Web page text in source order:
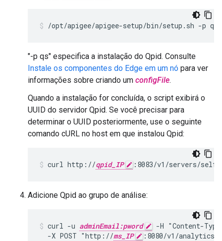
/opt/apigee/apigee-setup/bin/setup.sh -p
"-p qs" especifica a instalação do Qpid. Consulte
Instale os componentes do Edge em um nó para ver
informações sobre criando um configFile.
Quando a instalação for concluída, o script exibirá o
UUID do servidor Qpid. Se você precisar para
determinar o UUID posteriormente, use o seguinte
comando cURL no host em que instalou Qpid:
curl http://qpid_IP :8083/v1/servers/self
Adicione Qpid ao grupo de análise:
curl -u adminEmail:pword
-H "Content-
  -X POST "http://
ms_IP :8080/v1/analytics/